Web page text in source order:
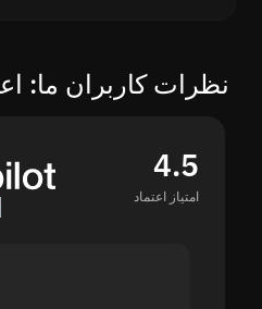
نظرات کاربران ما:
4.5
امتیاز اعتماد